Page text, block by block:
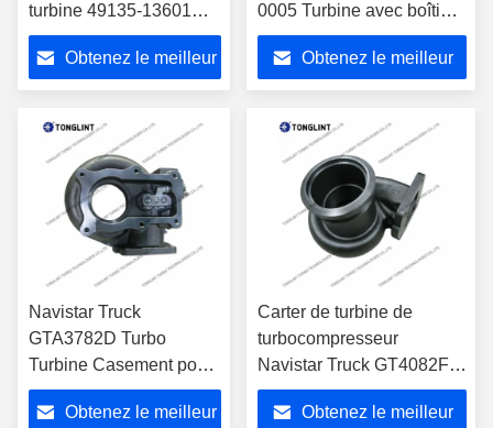
turbine 49135-13601
pour turbocompresseur
49135-03130
ME202578
Obtenez le meilleur
0005 Turbine avec boîtier
753420-0003
Obtenez le meilleur
Navistar Truck
GTA3782D Turbo
Turbine Casement pour
le turbocompresseur
751361-0001
Obtenez le meilleur
Carter de turbine de
turbocompresseur
Navistar Truck GT4082FF
448375-0011 pour
turbocompresseur
Obtenez le meilleur